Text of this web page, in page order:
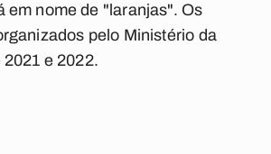
em nome de "laranjas". Os
pelo Ministério da
e 2022.